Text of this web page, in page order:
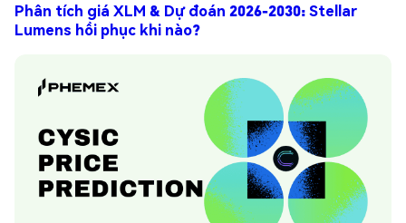
Phân tích giá XLM & Dự đoán 2026-2030: Stellar
Lumens hồi phục khi nào?